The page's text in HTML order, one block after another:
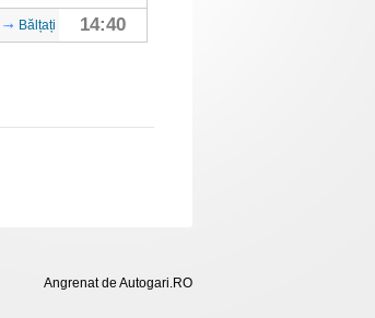
Bălțați 14:40
Angrenat de Autogari.RO